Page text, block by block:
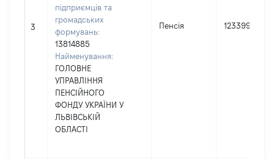
3
підприємців та
громадських
формувань:
13814885
Найменування:
ГОЛОВНЕ
УПРАВЛІННЯ
ПЕНСІЙНОГО
ФОНДУ УКРАЇНИ У
ЛЬВІВСЬКІЙ
ОБЛАСТІ
Пенсія 123399